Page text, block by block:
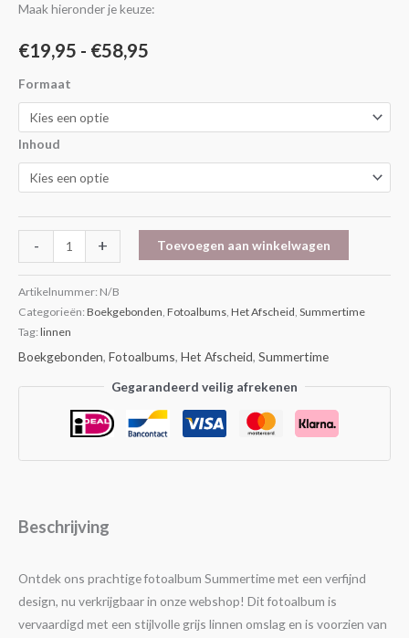
Maak hieronder je keuze:
€19,95 - €58,95
Formaat
Inhoud
- + Toevoegen aan winkelwagen
Artikelnummer: N/B
Categorieën: Boekgebonden Fotoalbums Het Afscheid Summertime
Tag: linnen
Boekgebonden, Fotoalbums, Het Afscheid, Summertime
Gegarandeerd veilig afrekenen
Beschrijving
Ontdek ons prachtige fotoalbum Summertime met een verfijnd
design, nu verkrijgbaar in onze webshop! Dit fotoalbum is
vervaardigd met een stijlvolle grijs linnen omslag en is voorzien van